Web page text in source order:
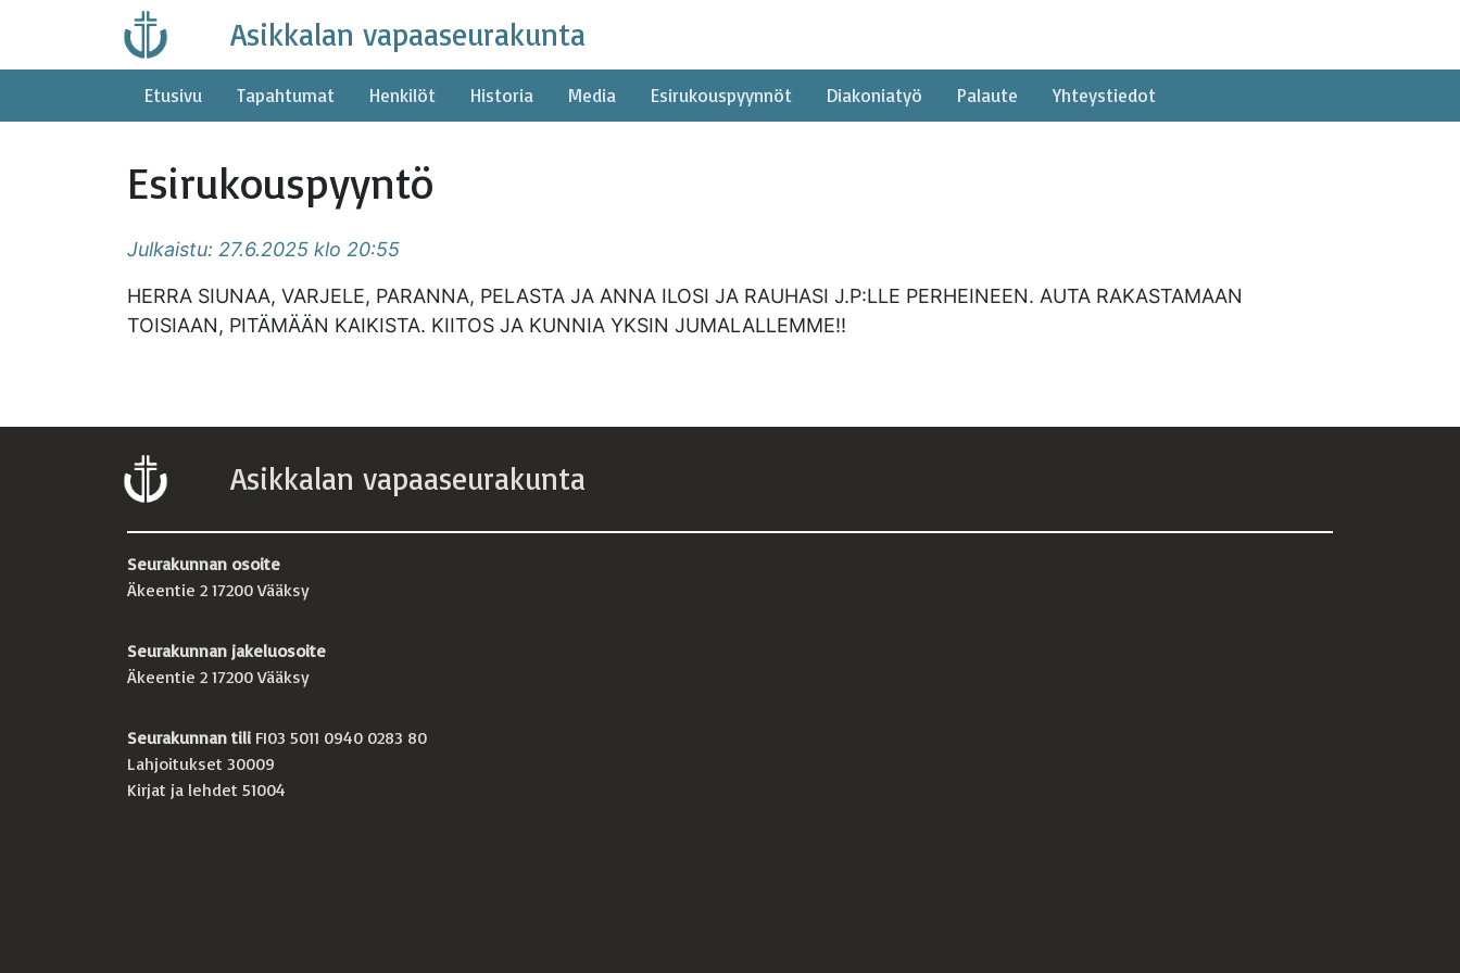
content
Asikkalan vapaaseurakunta
Etusivu Tapahtumat Henkilöt Historia Media Esirukouspyynnöt Diakoniatyö Palaute Yhteystiedot
Esirukouspyyntö
Julkaistu: 27.6.2025 klo 20:55
HERRA SIUNAA, VARJELE, PARANNA, PELASTA JA ANNA ILOSI JA RAUHASI J.P:LLE PERHEINEEN. AUTA RAKASTAMAAN
TOISIAAN, PITÄMÄÄN KAIKISTA. KIITOS JA KUNNIA YKSIN JUMALALLEMME!!
Asikkalan vapaaseurakunta
Seurakunnan osoite
Äkeentie 2 17200 Vääksy
Seurakunnan jakeluosoite
Äkeentie 2 17200 Vääksy
Seurakunnan tili FI03 5011 0940 0283 80
Lahjoitukset 30009
Kirjat ja lehdet 51004